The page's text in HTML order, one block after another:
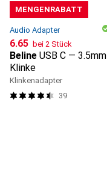
MENGENRABATT
Audio Adapter
CHF
6.65 bei 2 Stück
Beline USB C — 3.5mm
Klinke
Klinkenadapter
39